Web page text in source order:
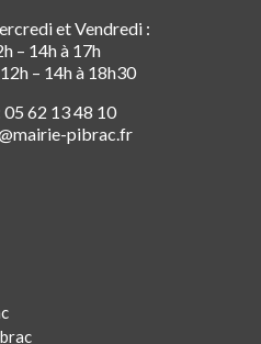
et Vendredi :
– 14h à 17h
– 14h à 18h30
05 62 13 48 10
pibrac.fr